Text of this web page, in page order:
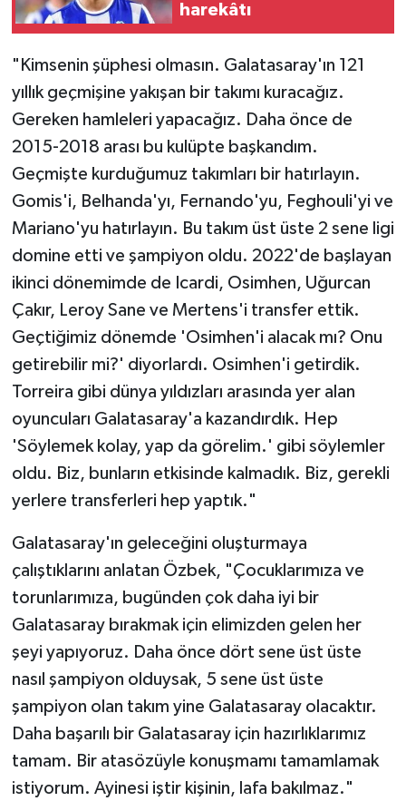
harekâtı
"Kimsenin şüphesi olmasın. Galatasaray'ın 121
yıllık geçmişine yakışan bir takımı kuracağız.
Gereken hamleleri yapacağız. Daha önce de
2015-2018 arası bu kulüpte başkandım.
Geçmişte kurduğumuz takımları bir hatırlayın.
Gomis'i, Belhanda'yı, Fernando'yu, Feghouli'yi ve
Mariano'yu hatırlayın. Bu takım üst üste 2 sene ligi
domine etti ve şampiyon oldu. 2022'de başlayan
ikinci dönemimde de Icardi, Osimhen, Uğurcan
Çakır, Leroy Sane ve Mertens'i transfer ettik.
Geçtiğimiz dönemde 'Osimhen'i alacak mı? Onu
getirebilir mi?' diyorlardı. Osimhen'i getirdik.
Torreira gibi dünya yıldızları arasında yer alan
oyuncuları Galatasaray'a kazandırdık. Hep
'Söylemek kolay, yap da görelim.' gibi söylemler
oldu. Biz, bunların etkisinde kalmadık. Biz, gerekli
yerlere transferleri hep yaptık."
Galatasaray'ın geleceğini oluşturmaya
çalıştıklarını anlatan Özbek, "Çocuklarımıza ve
torunlarımıza, bugünden çok daha iyi bir
Galatasaray bırakmak için elimizden gelen her
şeyi yapıyoruz. Daha önce dört sene üst üste
nasıl şampiyon olduysak, 5 sene üst üste
şampiyon olan takım yine Galatasaray olacaktır.
Daha başarılı bir Galatasaray için hazırlıklarımız
tamam. Bir atasözüyle konuşmamı tamamlamak
istiyorum. Ayinesi iştir kişinin, lafa bakılmaz."